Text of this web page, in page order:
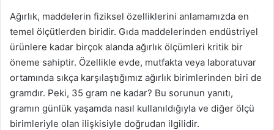
Ağırlık, maddelerin fiziksel özelliklerini anlamamızda en
temel ölçütlerden biridir. Gıda maddelerinden endüstriyel
ürünlere kadar birçok alanda ağırlık ölçümleri kritik bir
öneme sahiptir. Özellikle evde, mutfakta veya laboratuvar
ortamında sıkça karşılaştığımız ağırlık birimlerinden biri de
gramdır. Peki, 35 gram ne kadar? Bu sorunun yanıtı,
gramın günlük yaşamda nasıl kullanıldığıyla ve diğer ölçü
birimleriyle olan ilişkisiyle doğrudan ilgilidir.